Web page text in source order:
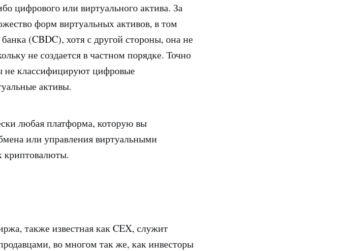
цифрового или виртуального актива. За
форм виртуальных активов, в том
(CBDC), хотя с другой стороны, она не
не создается в частном порядке. Точно
классифицируют цифровые
активы.
любая платформа, которую вы
или управления виртуальными
криптовалюты.
также известная как CEX, служит
во многом так же, как инвесторы